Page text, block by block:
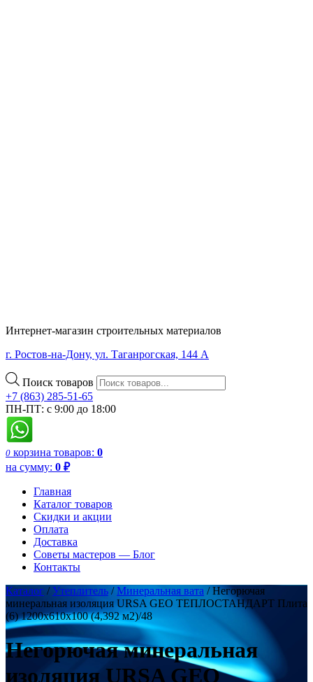
Интернет-магазин строительных материалов
г. Ростов-на-Дону, ул. Таганрогская, 144 А
Поиск товаров
+7 (863) 285-51-65
ПН-ПТ: с 9:00 до 18:00
0 корзина товаров: 0
на сумму: 0 ₽
Главная
Каталог товаров
Скидки и акции
Оплата
Доставка
Советы мастеров — Блог
Контакты
Каталог /Утеплитель /Минеральная вата / Негорючая
минеральная изоляция URSA GEO ТЕПЛОСТАНДАРТ Плита
(6) 1200х610х100 (4,392 м2)/48
Негорючая минеральная
изоляция URSA GEO